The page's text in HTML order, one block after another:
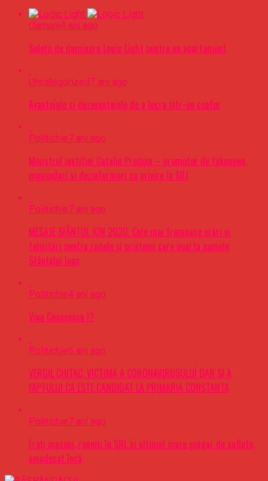
Oameni4 ani ago
Soluții de iluminare Logic Light pentru un apartament
Uncategorized7 ani ago
Avantajele si dezavantajele de a lucra intr-un coafor
Politichie7 ani ago
Ministrul justitiei Catalin Predoiu – promotor de fakenews,
manipulari si dezinformari cu privire la SIIJ
Politichie7 ani ago
MESAJE SFÂNTUL ION 2020. Cele mai frumoase urări şi
felicitări pentru rudele şi prietenii care poartă numele
Sfântului Ioan
Politichie4 ani ago
Vine Ceaușescu !?
Politichie6 ani ago
VERGIL CHITAC, VICTIMA A CORONAVIRUSULUI DAR SI A
FAPTULUI CA ESTE CANDIDAT LA PRIMARIA CONSTANTA
Politichie7 ani ago
Frați masoni, reuniți în SRL si ultimul mare șpăgar de suflete,
nejudecat încă